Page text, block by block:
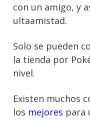
con un amigo, y
ultaamistad.
Solo se pueden
la tienda por
nivel.
Existen muchos
los mejores para